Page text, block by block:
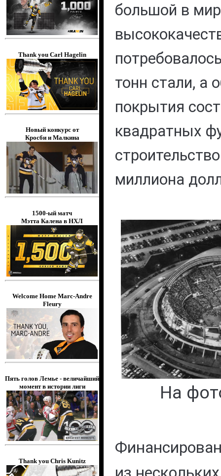
Thank you Carl Hagelin
Новый конкурс от
Кросби и Малкина
1500-ый матч
Мэтта Калена в НХЛ
Welcome Home Marc-Andre
Fleury
Пять голов Лемье - величайший
момент в истории лиги
Thank you Chris Kunitz
большой в
тонн стали, а
покрытия
квадратных
миллиона
На